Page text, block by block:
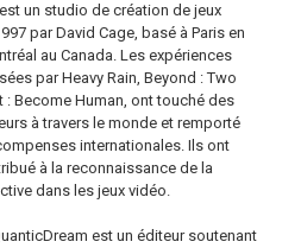
un studio de création de jeux
par David Cage, basé à Paris en
au Canada. Les expériences
par Heavy Rain, Beyond : Two
: Become Human, ont touché des
à travers le monde et remporté
internationales. Ils ont
à la reconnaissance de la
dans les jeux vidéo.
est un éditeur soutenant